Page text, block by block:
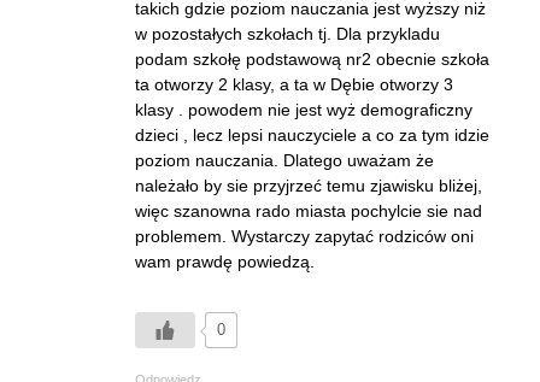
takich gdzie poziom nauczania jest wyższy niż
w pozostałych szkołach tj. Dla przykladu
podam szkołę podstawową nr2 obecnie szkoła
ta otworzy 2 klasy, a ta w Dębie otworzy 3
klasy . powodem nie jest wyż demograficzny
dzieci , lecz lepsi nauczyciele a co za tym idzie
poziom nauczania. Dlatego uważam że
należało by sie przyjrzeć temu zjawisku bliżej,
więc szanowna rado miasta pochylcie sie nad
problemem. Wystarczy zapytać rodziców oni
wam prawdę powiedzą.
0